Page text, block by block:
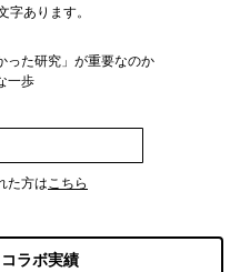
あります。
った研究」が重要なのか
一歩
た方は こちら
ラボ実績